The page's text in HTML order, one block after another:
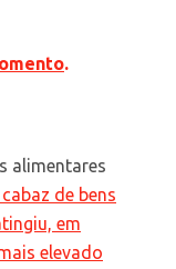
.
alimentares
de bens
em
elevado